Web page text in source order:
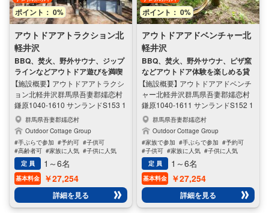
つけ方、野外サウナの使い方など
も事前のメールで案内するので初
心者の方でも安心。雨用のBBQ・
焚火スペースも用意しています。
寝具はベット、枕、毛布と少し簡
素ですが、その分、充実したアウ
トドア設備を周辺相場よりお得に
お楽しみいただけます。 また、室
内にはアマゾンプライムなどが見
られるテレビ、ボードゲーム、謎
解きなども用意してあります。 草
津温泉中心地まで車で30分程度で
す。お時間あれば草津の名湯にも
足をお運びください。 玄関に鍵の
入ったキーボックスを置いている
セルフチェックイン方式なので、
16時以降の好きな時間にチェック
イン出来て便利。チェックアウト
も11時までの好きな時間に自由に
内するので初心者の方でも安心。
屋根付きBBQスペースも用意して
います。寝具はベット、枕、毛布
と少し簡素ですが、その分、森に
囲まれた最高のロケーション、充
実したアウトドア設備を周辺相場
よりお得にお楽しみいただけま
す。 また、室内にはアマゾンプラ
イムなどが見られる大型テレビ、
ボードゲーム、ダーツ、謎解きな
ども用意してあります。 草津温泉
中心地まで車で30分程度です。お
時間あれば草津の名湯にも足をお
運びください。 玄関にキーボック
スを置いているセルフチェックイ
ン方式なので、16時以降の好きな
時間にチェックイン出来て便利。
チェックアウトも11時までの好き
な時間に自由に出来ます。
ポイント： 0%
アウトドアアトラクション北
軽井沢
BBQ、焚火、野外サウナ、ジップ
ラインなどアウトドア遊びを満喫
できる貸切別荘
【施設概要】 アウトドアアトラクシ
ョン北軽井沢 ​群馬県吾妻郡嬬恋村
鎌原1040-1610 サンランドS153 1
棟完全貸切（定員6名） チェックイ
ン16時、チェックアウト11時 ※セ
ルフチェックイン、セルフチェッ
クアウト方式 BBQ、焚火、野外サ
ウナ、ジップラインなどが楽しめ
るアウトドア貸切別荘。 見晴らし
の良い一棟貸切のプライベート空
間で、アウトドア遊びが楽しめま
す。 お客様にご用意いただくの
群馬県吾妻郡嬬恋村
Outdoor Cottage Group
#手ぶらで参加 #予約可 #子供可
#高齢者可 #家族に人気 #子供に人気
#女性に人気
#男性に人気
定 員 1～6名
基本料金 ￥27,254
詳細を見る
ポイント： 0%
アウトドアアドベンチャー北
軽井沢
BBQ、焚火、野外サウナ、ピザ窯
などアウトドア体験を楽しめる貸
切別荘
【施設概要】 アウトドアアドベンチ
ャー北軽井沢 ​群馬県吾妻郡嬬恋村
鎌原1040-1611 サンランドS152 1
棟完全貸切（定員6名） チェックイ
ン16時、チェックアウト11時 ※セ
ルフチェックイン、セルフチェッ
クアウト方式 BBQ、焚火、ピザ
窯、野外サウナなどが楽しめるア
ウトドア貸切別荘。一棟貸切のプ
ライベート空間で、アウトドア体
験を満喫できます。お客様にご用
意いただくのは、食材、着火剤、
群馬県吾妻郡嬬恋村
Outdoor Cottage Group
#家族で参加 #手ぶらで参加 #予約可
#子供可 #家族に人気 #子供に人気
#女性に人気
#男性に人気
定 員 1～6名
基本料金 ￥27,254
詳細を見る